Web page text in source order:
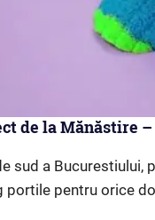
de la Mănăstire
sud a Bucurestiului,
portile pentru orice